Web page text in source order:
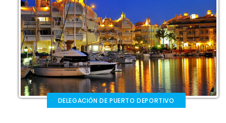
DELEGACIÓN DE PUERTO DEPORTIVO